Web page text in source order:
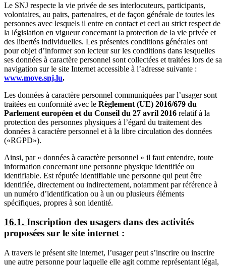
Le SNJ respecte la vie privée de ses interlocuteurs, participants,
volontaires, au pairs, partenaires, et de façon générale de toutes les
personnes avec lesquels il entre en contact et ceci au strict respect de
la législation en vigueur concernant la protection de la vie privée et
des libertés individuelles. Les présentes conditions générales ont
pour objet d’informer son lecteur sur les conditions dans lesquelles
ses données à caractère personnel sont collectées et traitées lors de sa
navigation sur le site Internet accessible à l’adresse suivante :
www.move.snj.lu.
Les données à caractère personnel communiquées par l’usager sont
traitées en conformité avec le Règlement (UE) 2016/679 du
Parlement européen et du Conseil du 27 avril 2016 relatif à la
protection des personnes physiques à l’égard du traitement des
données à caractère personnel et à la libre circulation des données
(«RGPD»).
Ainsi, par « données à caractère personnel » il faut entendre, toute
information concernant une personne physique identifiée ou
identifiable. Est réputée identifiable une personne qui peut être
identifiée, directement ou indirectement, notamment par référence à
un numéro d’identification ou à un ou plusieurs éléments
spécifiques, propres à son identité.
16.1. Inscription des usagers dans des activités
proposées sur le site internet :
A travers le présent site internet, l’usager peut s’inscrire ou inscrire
une autre personne pour laquelle elle agit comme représentant légal,